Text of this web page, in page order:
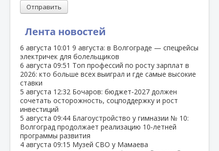
Лента новостей
6 августа 10:01 9 августа: в Волгограде — спецрейсы
электричек для болельщиков
6 августа 09:51 Топ профессий по росту зарплат в
2026: кто больше всех выиграл и где самые высокие
ставки
5 августа 12:32 Бочаров: бюджет‑2027 должен
сочетать осторожность, соцподдержку и рост
инвестиций
5 августа 09:44 Благоустройство у гимназии № 10:
Волгоград продолжает реализацию 10‑летней
программы развития
4 августа 09:15 Музей СВО у Мамаева
Отправить